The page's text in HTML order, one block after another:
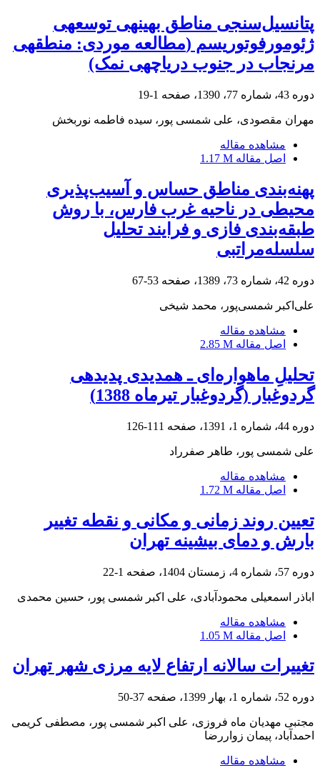
پتانسیل‌سنجی مناطق بهینه‎ی توسعه‎ی
ژئومورفوتوریسم (‎مطالعه موردی: منطقه‎ی
مرنجاب در جنوب دریاچه‎ی نمک)
دوره 43، شماره 77، 1390، صفحه 1-19
مهران مقصودی، علی شمسی پور، سیده فاطمه نوربخش
مشاهده مقاله
اصل مقاله 1.17 M
پهنه‌بندی مناطق حساس و آسیب‌پذیری
محیطی در ناحیه غرب فارس، با روش
طبقه‌بندی فازی و فرایند تحلیل
سلسله‌مراتبی
دوره 42، شماره 73، 1389، صفحه 53-67
علی‌اکبر شمسی‌پور، محمد شیخی
مشاهده مقاله
اصل مقاله 2.85 M
تحلیلِ ماهواره‌ای ـ همدیدی پدیده‎ی‌
گردوغبار (گردوغبار تیرماه 1388)
دوره 44، شماره 1، 1391، صفحه 111-126
علی شمسی پور، طاهر صفرراد
مشاهده مقاله
اصل مقاله 1.72 M
تعیین روند زمانی و مکانی و نقطه تغییر
بارش و دمای بیشینه تهران
دوره 57، شماره 4، زمستان 1404، صفحه 1-22
اباذر اسمعیلی محمودآبادی، علی اکبر شمسی پور، حسین محمدی
مشاهده مقاله
اصل مقاله 1.05 M
تغییرات سالانه ارتفاع لایه مرزی شهر تهران
دوره 52، شماره 1، بهار 1399، صفحه 37-50
مجتبی مهدیان ماه فروزی، علی اکبر شمسی پور، مصطفی کریمی
احمدآباد، پیمان زواررضا
مشاهده مقاله